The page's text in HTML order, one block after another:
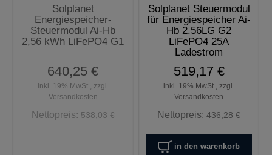
Solplanet
Energiespeicher-
Steuermodul Ai-Hb
2,56 kWh LiFePO4 G1
640,25 €
inkl. 19% MwSt., zzgl.
Versandkosten
Nettopreis: 538,03 €
Solplanet Steuermodul
für Energiespeicher Ai-
Hb 2.56LG G2
LiFePO4 25A
Ladestrom
519,17 €
inkl. 19% MwSt., zzgl.
Versandkosten
Nettopreis:436,28 €
in den warenkorb